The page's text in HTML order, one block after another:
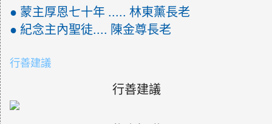
● 蒙主厚恩七十年 ..... 林東薰長老
● 紀念主內聖徒.... 陳金尊長老
行善建議
行善建議